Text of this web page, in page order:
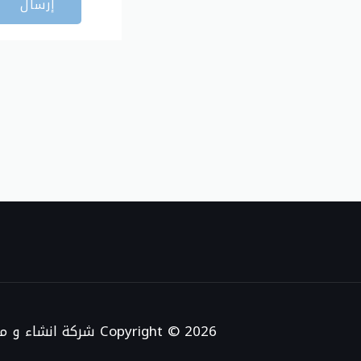
إرسال
Copyright © 2026 شركة انشاء و مقاولات عامة